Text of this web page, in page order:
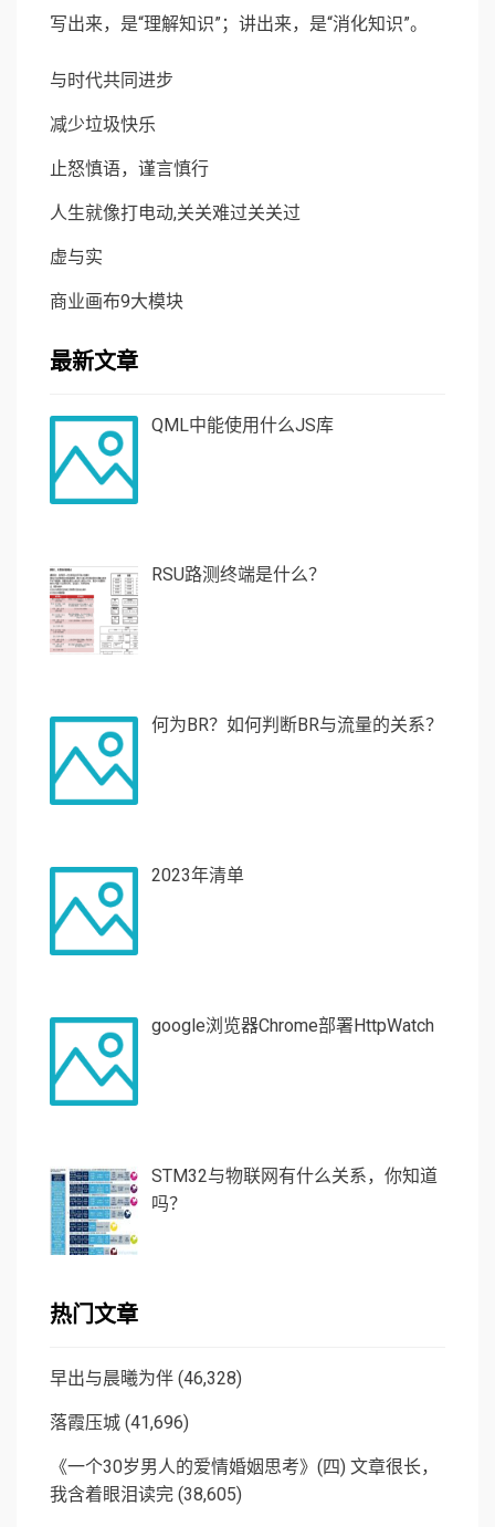
写出来，是“理解知识”；讲出来，是“消化知识”。
与时代共同进步
减少垃圾快乐
止怒慎语，谨言慎行
人生就像打电动,关关难过关关过
虚与实
商业画布9大模块
最新文章
QML中能使用什么JS库
RSU路测终端是什么？
何为BR？如何判断BR与流量的关系？
2023年清单
google浏览器Chrome部署HttpWatch
STM32与物联网有什么关系，你知道
吗？
热门文章
早出与晨曦为伴 (46,328)
落霞压城 (41,696)
《一个30岁男人的爱情婚姻思考》(四) 文章很长，
我含着眼泪读完 (38,605)